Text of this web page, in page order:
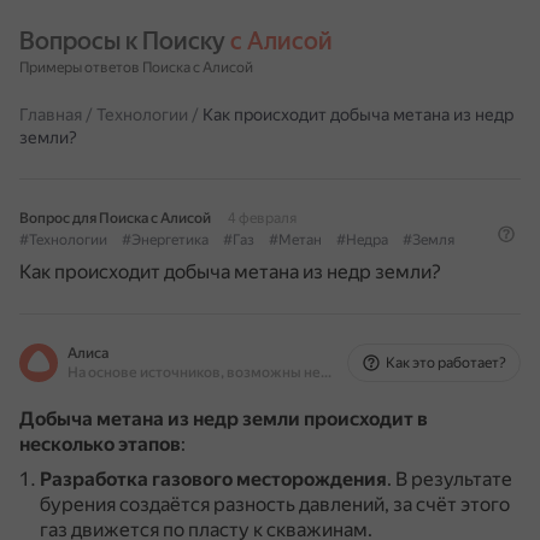
Вопросы к Поиску с Алисой
Примеры ответов Поиска с Алисой
Главная / Технологии / Как происходит добыча метана из недр
земли?
Вопрос для Поиска с Алисой
4 февраля
#Технологии
#Энергетика #Газ #Метан #Недра #Земля
Как происходит добыча метана из недр земли?
Алиса
На основе источников, возможны неточности
Как это работает?
Добыча метана из недр земли происходит в
несколько этапов:
Разработка газового месторождения. В результате
бурения создаётся разность давлений, за счёт этого
газ движется по пласту к скважинам.